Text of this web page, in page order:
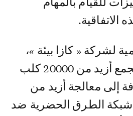
للقيام بالمهام
الاتفاقية.
لشركة « كازا بيئة »،
فإنها تقوم سنويا بجمع أزيد من 20000 كلب
إلى معالجة أزيد من
من شبكة الطرق الحضرية ضد